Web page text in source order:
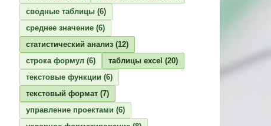
сводные таблицы (6)
среднее значение (6)
статистический анализ (12)
строка формул (6) таблицы excel (20)
текстовые функции (6)
текстовый формат (7)
управление проектами (6)